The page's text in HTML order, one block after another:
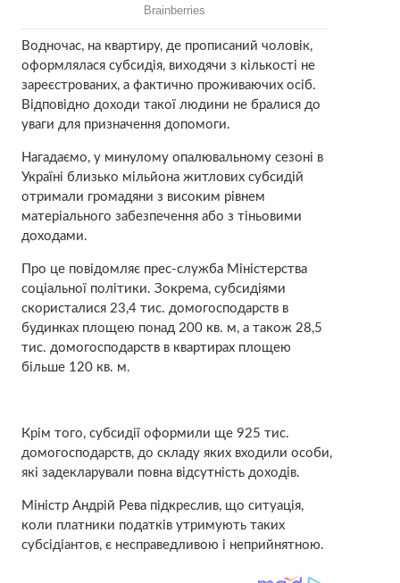
Водночас, на квартиру, де прописаний чоловік,
оформлялася субсидія, виходячи з кількості не
зареєстрованих, а фактично проживаючих осіб.
Відповідно доходи такої людини не бралися до
уваги для призначення допомоги.
Нагадаємо, у минулому опалювальному сезоні в
Україні близько мільйона житлових субсидій
отримали громадяни з високим рівнем
матеріального забезпечення або з тіньовими
доходами.
Про це повідомляє прес-служба Міністерства
соціальної політики. Зокрема, субсидіями
скористалися 23,4 тис. домогосподарств в
будинках площею понад 200 кв. м, а також 28,5
тис. домогосподарств в квартирах площею
більше 120 кв. м.
Крім того, субсидії оформили ще 925 тис.
домогосподарств, до складу яких входили особи,
які задекларували повна відсутність доходів.
Міністр Андрій Рева підкреслив, що ситуація,
коли платники податків утримують таких
субсідіантов, є несправедливою і неприйнятною.